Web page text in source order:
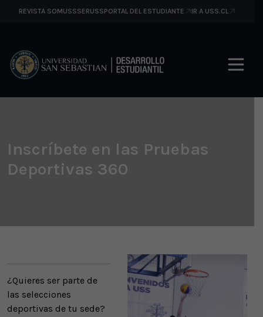
REVISTA SOMUSSSERUSSPORTAL DEL ESTUDIANTE IR A USS.CL
Inscríbete en las Pruebas
Deportivas 360
¿Quieres ser parte de
las selecciones
deportivas de tu sede?